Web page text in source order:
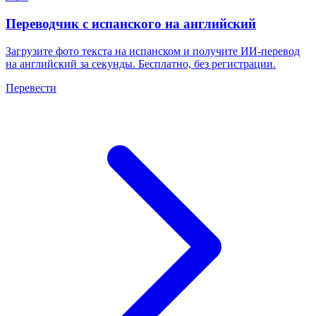
Переводчик с испанского на английский
Загрузите фото текста на испанском и получите ИИ-перевод
на английский за секунды. Бесплатно, без регистрации.
Перевести